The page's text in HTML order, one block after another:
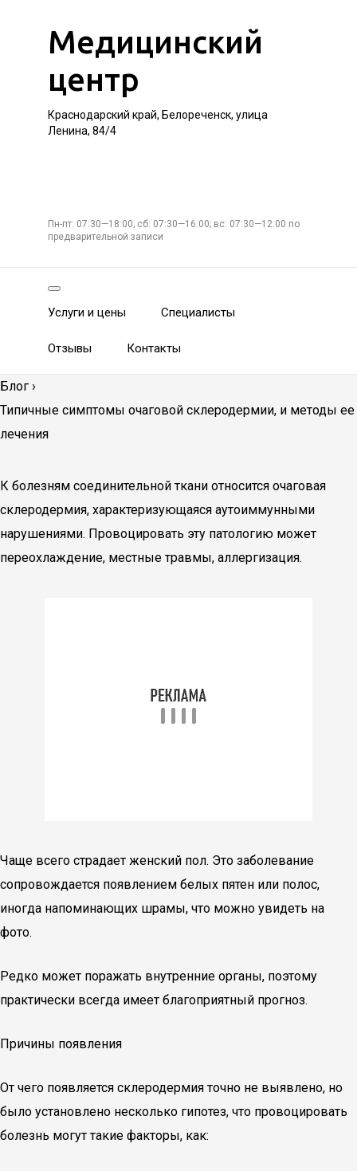
Медицинский
центр
Краснодарский край, Белореченск, улица
Ленина, 84/4
Пн-пт: 07:30—18:00; сб: 07:30—16:00; вс: 07:30—12:00 по
предварительной записи
Услуги и цены Специалисты
Отзывы Контакты
Блог ›
Типичные симптомы очаговой склеродермии, и методы ее
лечения
К болезням соединительной ткани относится очаговая
склеродермия, характеризующаяся аутоиммунными
нарушениями. Провоцировать эту патологию может
переохлаждение, местные травмы, аллергизация.
Чаще всего страдает женский пол. Это заболевание
сопровождается появлением белых пятен или полос,
иногда напоминающих шрамы, что можно увидеть на
фото.
Редко может поражать внутренние органы, поэтому
практически всегда имеет благоприятный прогноз.
Причины появления
От чего появляется склеродермия точно не выявлено, но
было установлено несколько гипотез, что провоцировать
болезнь могут такие факторы, как: